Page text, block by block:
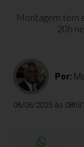
Montagem tem
20h
Por:
06/06/2025 às 08h31